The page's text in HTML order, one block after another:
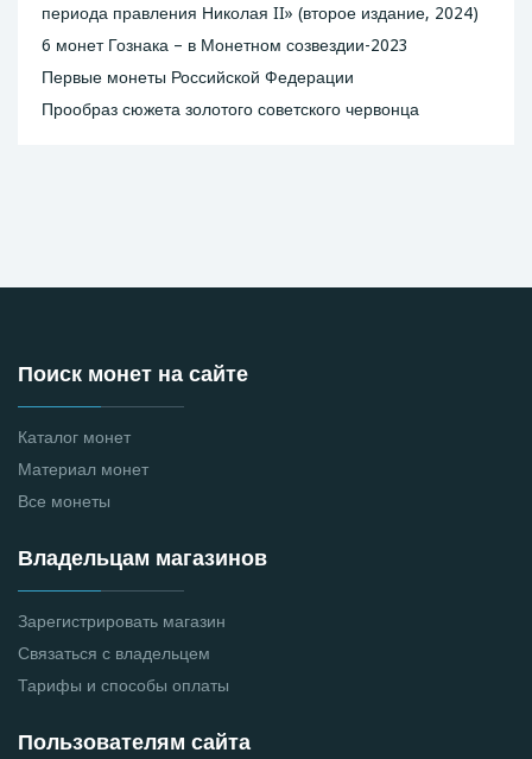
периода правления Николая II» (второе издание, 2024)
6 монет Гознака – в Монетном созвездии-2023
Первые монеты Российской Федерации
Прообраз сюжета золотого советского червонца
Поиск монет на сайте
Каталог монет
Материал монет
Все монеты
Владельцам магазинов
Зарегистрировать магазин
Связаться с владельцем
Тарифы и способы оплаты
Пользователям сайта